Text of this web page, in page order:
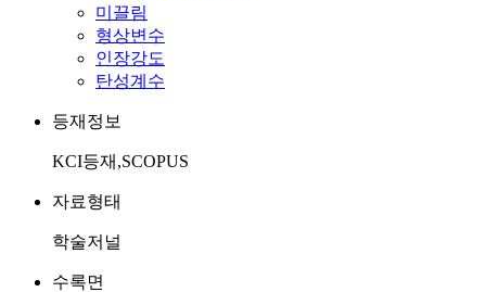
미끌림
형상변수
인장강도
탄성계수
등재정보
KCI등재,SCOPUS
자료형태
학술저널
수록면